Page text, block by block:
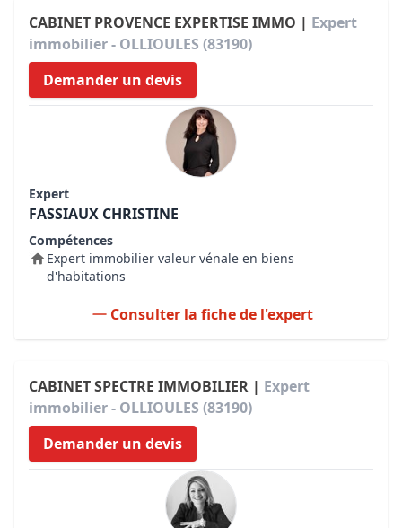
CABINET PROVENCE EXPERTISE IMMO | Expert
immobilier - OLLIOULES (83190)
Demander un devis
Expert
FASSIAUX CHRISTINE
Compétences
Expert immobilier valeur vénale en biens
d'habitations
Consulter la fiche de l'expert
CABINET SPECTRE IMMOBILIER | Expert
immobilier - OLLIOULES (83190)
Demander un devis